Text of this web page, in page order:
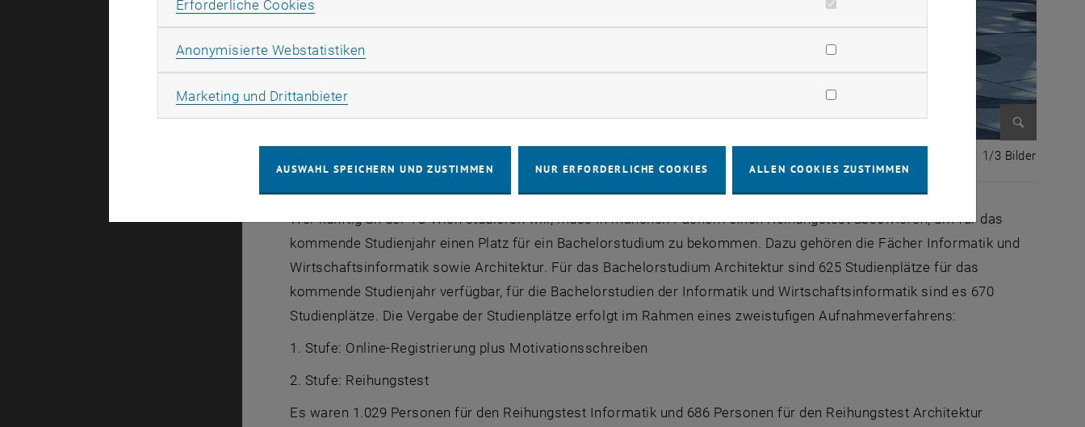
Bild
1/3 Bilder
Wer künftig an der TU Wien studieren will, muss in manchen Fächern einen Reihungstest absolvieren, um für das
kommende Studienjahr einen Platz für ein Bachelorstudium zu bekommen. Dazu gehören die Fächer Informatik und
Wirtschaftsinformatik sowie Architektur. Für das Bachelorstudium Architektur sind 625 Studienplätze für das
kommende Studienjahr verfügbar, für die Bachelorstudien der Informatik und Wirtschaftsinformatik sind es 670
Studienplätze. Die Vergabe der Studienplätze erfolgt im Rahmen eines zweistufigen Aufnahmeverfahrens:
1. Stufe: Online-Registrierung plus Motivationsschreiben
2. Stufe: Reihungstest
Es waren 1.029 Personen für den Reihungstest Informatik und 686 Personen für den Reihungstest Architektur
Erforderliche Cookies
Anonymisierte Webstatistiken
Marketing und DrittanbieterMarketing Cookies zulassen
AUSWAHL SPEICHERN UND ZUSTIMMEN NUR ERFORDERLICHE COOKIES ALLEN COOKIES ZUSTIMMEN